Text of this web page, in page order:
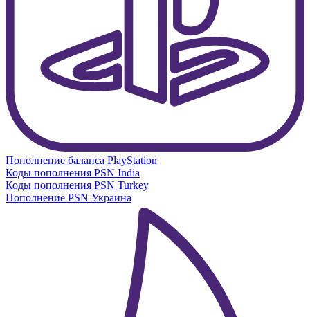
Пополнение баланса PlayStation
Коды пополнения PSN India
Коды пополнения PSN Turkey
Пополнение PSN Украина